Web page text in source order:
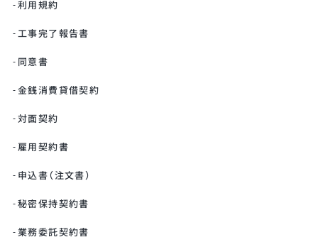
利用規約
工事完了報告書
同意書
金銭消費貸借契約
対面契約
雇用契約書
申込書（注文書）
秘密保持契約書
業務委託契約書